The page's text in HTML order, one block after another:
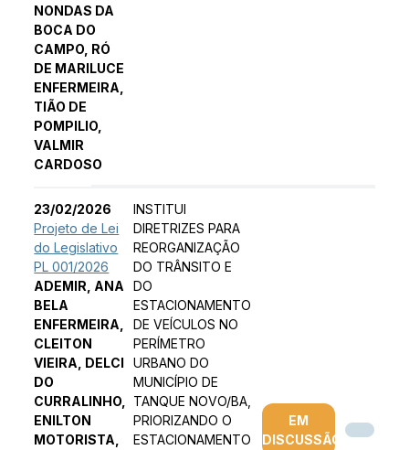
NONDAS DA
BOCA DO
CAMPO, RÓ
DE MARILUCE
ENFERMEIRA,
TIÃO DE
POMPILIO,
VALMIR
CARDOSO
23/02/2026
Projeto de Lei
do Legislativo
PL 001/2026
ADEMIR, ANA
BELA
ENFERMEIRA,
CLEITON
VIEIRA, DELCI
DO
CURRALINHO,
ENILTON
MOTORISTA,
INSTITUI
DIRETRIZES PARA
REORGANIZAÇÃO
DO TRÂNSITO E
DO
ESTACIONAMENTO
DE VEÍCULOS NO
PERÍMETRO
URBANO DO
MUNICÍPIO DE
TANQUE NOVO/BA,
PRIORIZANDO O
ESTACIONAMENTO
EM
DISCUSSÃO